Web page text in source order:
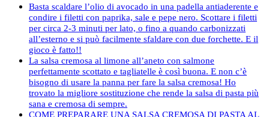
Basta scaldare l’olio di avocado in una padella antiaderente e
condire i filetti con paprika, sale e pepe nero. Scottare i filetti
per circa 2-3 minuti per lato, o fino a quando carbonizzati
all’esterno e si può facilmente sfaldare con due forchette. E il
gioco è fatto!!
La salsa cremosa al limone all’aneto con salmone
perfettamente scottato e tagliatelle è così buona. E non c’è
bisogno di usare la panna per fare la salsa cremosa! Ho
trovato la migliore sostituzione che rende la salsa di pasta più
sana e cremosa di sempre.
COME PREPARARE UNA SALSA CREMOSA DI PASTA AL